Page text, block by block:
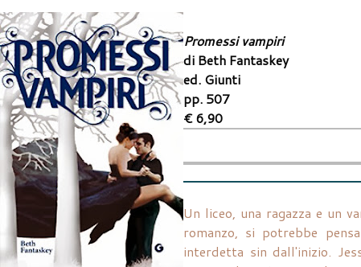
Promessi vampiri
di Beth Fantaskey
ed. Giunti
pp. 507
€ 6,90
Un liceo, una ragazza e un
romanzo, si potrebbe
interdetta sin dall'inizio.